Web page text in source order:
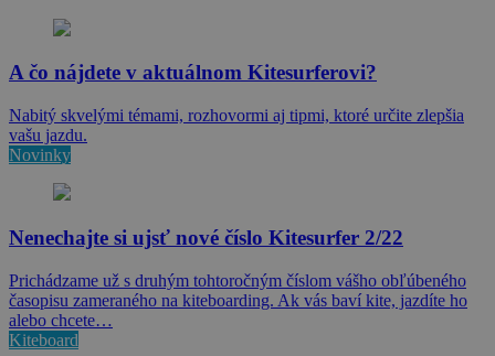
A čo nájdete v aktuálnom Kitesurferovi?
Nabitý skvelými témami, rozhovormi aj tipmi, ktoré určite zlepšia
vašu jazdu.
Novinky
Nenechajte si ujsť nové číslo Kitesurfer 2/22
Prichádzame už s druhým tohtoročným číslom vášho obľúbeného
časopisu zameraného na kiteboarding. Ak vás baví kite, jazdíte ho
alebo chcete…
Kiteboard